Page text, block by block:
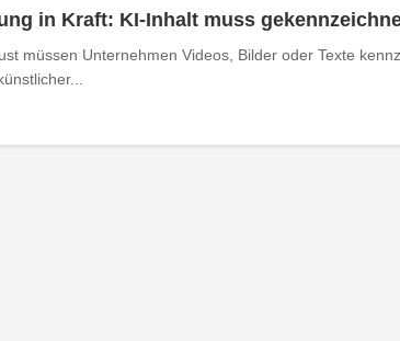
in Kraft: KI-Inhalt muss
müssen Unternehmen Videos, Bilder oder Texte